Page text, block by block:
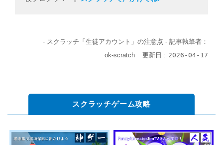
- スクラッチ「生徒アカウント」の注意点 - 記事執筆者：
ok-scratch
更新日 : 2026-04-17
スクラッチゲーム攻略